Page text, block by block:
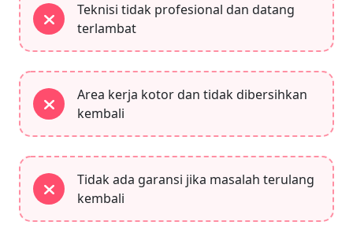
Teknisi tidak profesional dan datang
terlambat
Area kerja kotor dan tidak dibersihkan
kembali
Tidak ada garansi jika masalah terulang
kembali